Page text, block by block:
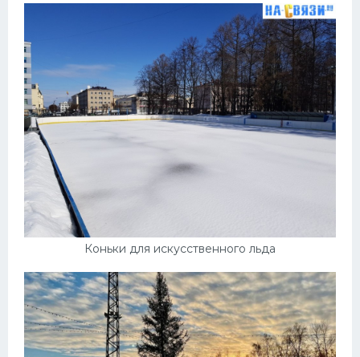
Коньки для искусственного льда